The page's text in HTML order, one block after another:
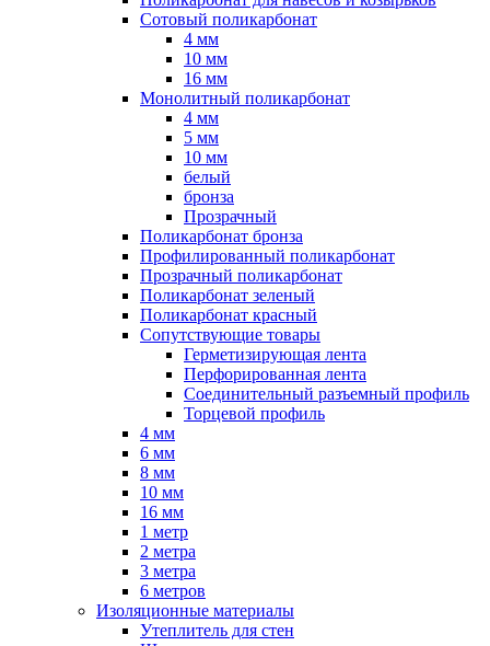
Сотовый поликарбонат
4 мм
10 мм
16 мм
Монолитный поликарбонат
4 мм
5 мм
10 мм
белый
бронза
Прозрачный
Поликарбонат бронза
Профилированный поликарбонат
Прозрачный поликарбонат
Поликарбонат зеленый
Поликарбонат красный
Сопутствующие товары
Герметизирующая лента
Перфорированная лента
Соединительный разъемный профиль
Торцевой профиль
4 мм
6 мм
8 мм
10 мм
16 мм
1 метр
2 метра
3 метра
6 метров
Изоляционные материалы
Утеплитель для стен